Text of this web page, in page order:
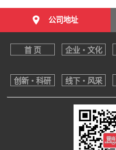
公司地址
首 页 企业・文化
创新・科研 线下・风采